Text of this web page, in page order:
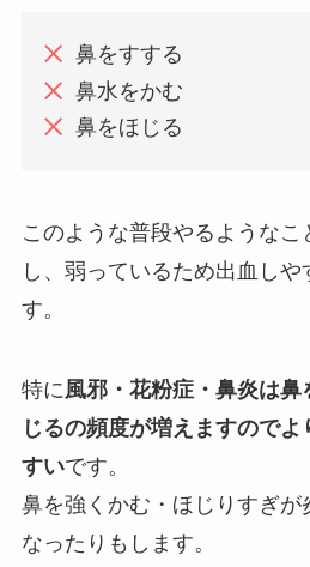
鼻をすする
鼻水をかむ
鼻をほじる
このような普段やるようなこ
し、弱っているため出血しや
す。
特に風邪・花粉症・鼻炎は
じるの頻度が増えますので
すいです。
鼻を強くかむ・ほじりすぎが
なったりもします。